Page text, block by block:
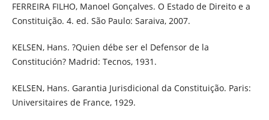
FERREIRA FILHO, Manoel Gonçalves. O Estado de Direito e a
Constituição. 4. ed. São Paulo: Saraiva, 2007.
KELSEN, Hans. ?Quien débe ser el Defensor de la
Constitución? Madrid: Tecnos, 1931.
KELSEN, Hans. Garantia Jurisdicional da Constituição. Paris:
Universitaires de France, 1929.